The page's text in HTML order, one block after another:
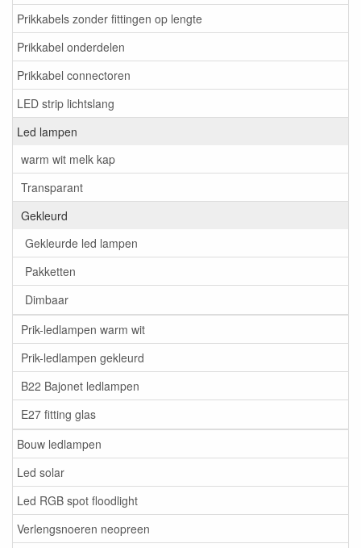
Prikkabels zonder fittingen op lengte
Prikkabel onderdelen
Prikkabel connectoren
LED strip lichtslang
Led lampen
warm wit melk kap
Transparant
Gekleurd
Gekleurde led lampen
Pakketten
Dimbaar
Prik-ledlampen warm wit
Prik-ledlampen gekleurd
B22 Bajonet ledlampen
E27 fitting glas
Bouw ledlampen
Led solar
Led RGB spot floodlight
Verlengsnoeren neopreen